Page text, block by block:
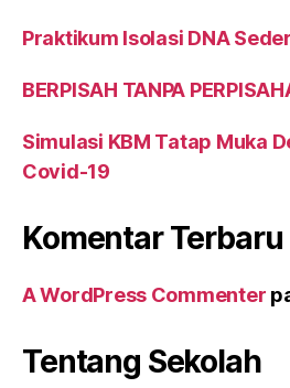
Praktikum Isolasi DNA
BERPISAH TANPA
Simulasi KBM Tatap Muka
Covid-19
Komentar Terbaru
A WordPress Commenter
Tentang Sekolah